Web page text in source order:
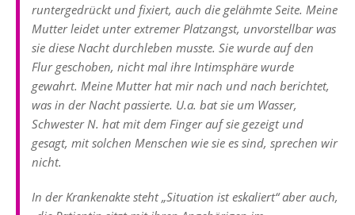
runtergedrückt und fixiert, auch die gelähmte Seite. Meine
Mutter leidet unter extremer Platzangst, unvorstellbar was
sie diese Nacht durchleben musste. Sie wurde auf den
Flur geschoben, nicht mal ihre Intimsphäre wurde
gewahrt. Meine Mutter hat mir nach und nach berichtet,
was in der Nacht passierte. U.a. bat sie um Wasser,
Schwester N. hat mit dem Finger auf sie gezeigt und
gesagt, mit solchen Menschen wie sie es sind, sprechen wir
nicht.
In der Krankenakte steht „Situation ist eskaliert“ aber auch,